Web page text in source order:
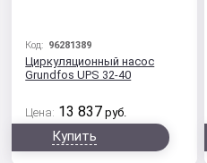
Код: 96281389
Циркуляционный насос
Grundfos UPS 32-40
Цена: 13 837 руб.
Купить